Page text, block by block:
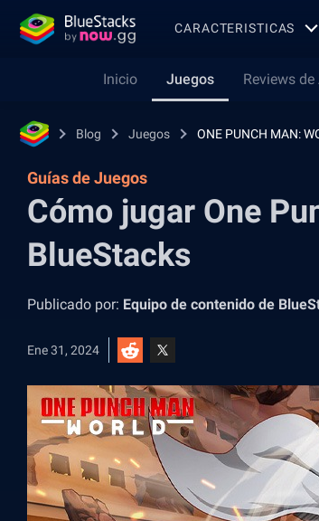
CARACTERISTICAS
Inicio Juegos Reviews
Blog Juegos ONE PUNCH MAN:
Guías de Juegos
Cómo jugar One
BlueStacks
Publicado por: Equipo de contenido de
Ene 31, 2024